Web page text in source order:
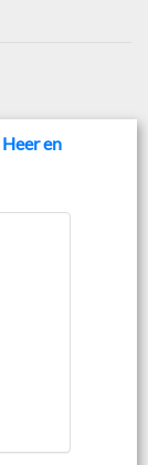
en